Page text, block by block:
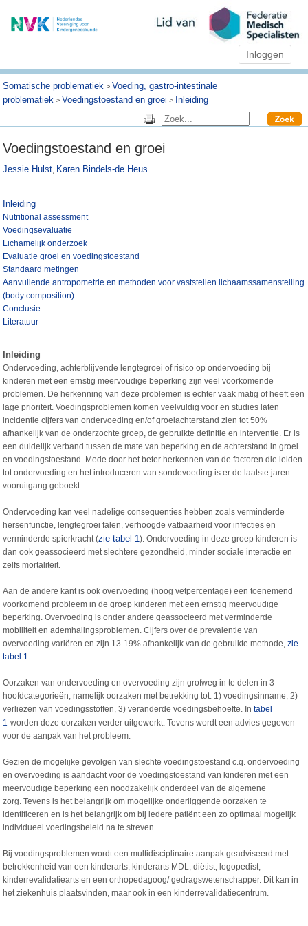
Inloggen
Somatische problematiek >Voeding, gastro-intestinale
problematiek >Voedingstoestand en groei > Inleiding
Voedingstoestand en groei
Jessie Hulst, Karen Bindels-de Heus
Inleiding
Nutritional assessment
Voedingsevaluatie
Lichamelijk onderzoek
Evaluatie groei en voedingstoestand
Standaard metingen
Aanvullende antropometrie en methoden voor vaststellen lichaamssamenstelling
(body composition)
Conclusie
Literatuur
Inleiding
Ondervoeding, achterblijvende lengtegroei of risico op ondervoeding bij
kinderen met een ernstig meervoudige beperking zijn veel voorkomende
problemen. De herkenning van deze problemen is echter vaak matig of heeft een
lage prioriteit. Voedingsproblemen komen veelvuldig voor en studies laten
incidentie cijfers van ondervoeding en/of groeiachterstand zien tot 50%
afhankelijk van de onderzochte groep, de gebruikte definitie en interventie. Er is
een duidelijk verband tussen de mate van beperking en de achterstand in groei
en voedingstoestand. Mede door het beter herkennen van de factoren die leiden
tot ondervoeding en het introduceren van sondevoeding is er de laatste jaren
vooruitgang geboekt.
Ondervoeding kan veel nadelige consequenties hebben zoals verminderde
hersenfunctie, lengtegroei falen, verhoogde vatbaarheid voor infecties en
verminderde spierkracht (zie tabel 1). Ondervoeding in deze groep kinderen is
dan ook geassocieerd met slechtere gezondheid, minder sociale interactie en
zelfs mortaliteit.
Aan de andere kant is ook overvoeding (hoog vetpercentage) een toenemend
voorkomend probleem in de groep kinderen met een ernstig meervoudige
beperking. Overvoeding is onder andere geassocieerd met verminderde
mobiliteit en ademhalingsproblemen. Cijfers over de prevalentie van
overvoeding variëren en zijn 13-19% afhankelijk van de gebruikte methode,zie
tabel 1.
Oorzaken van ondervoeding en overvoeding zijn grofweg in te delen in 3
hoofdcategorieën, namelijk oorzaken met betrekking tot: 1) voedingsinname, 2)
verliezen van voedingsstoffen, 3) veranderde voedingsbehoefte. Intabel
1 worden deze oorzaken verder uitgewerkt. Tevens wordt een advies gegeven
voor de aanpak van het probleem.
Gezien de mogelijke gevolgen van slechte voedingstoestand c.q. ondervoeding
en overvoeding is aandacht voor de voedingstoestand van kinderen met een
meervoudige beperking een noodzakelijk onderdeel van de algemene
zorg. Tevens is het belangrijk om mogelijke onderliggende oorzaken te
identificeren en is het belangrijk om bij iedere patiënt een zo optimaal mogelijk
individueel voedingsbeleid na te streven.
Bij voedingsproblemen wordt een multidisciplinaire aanpak geadviseerd met
betrokkenheid van een kinderarts, kinderarts MDL, diëtist, logopedist,
kinderrevalidatiearts en een orthopedagoog/ gedragswetenschapper. Dit kan in
het ziekenhuis plaatsvinden, maar ook in een kinderrevalidatiecentrum.